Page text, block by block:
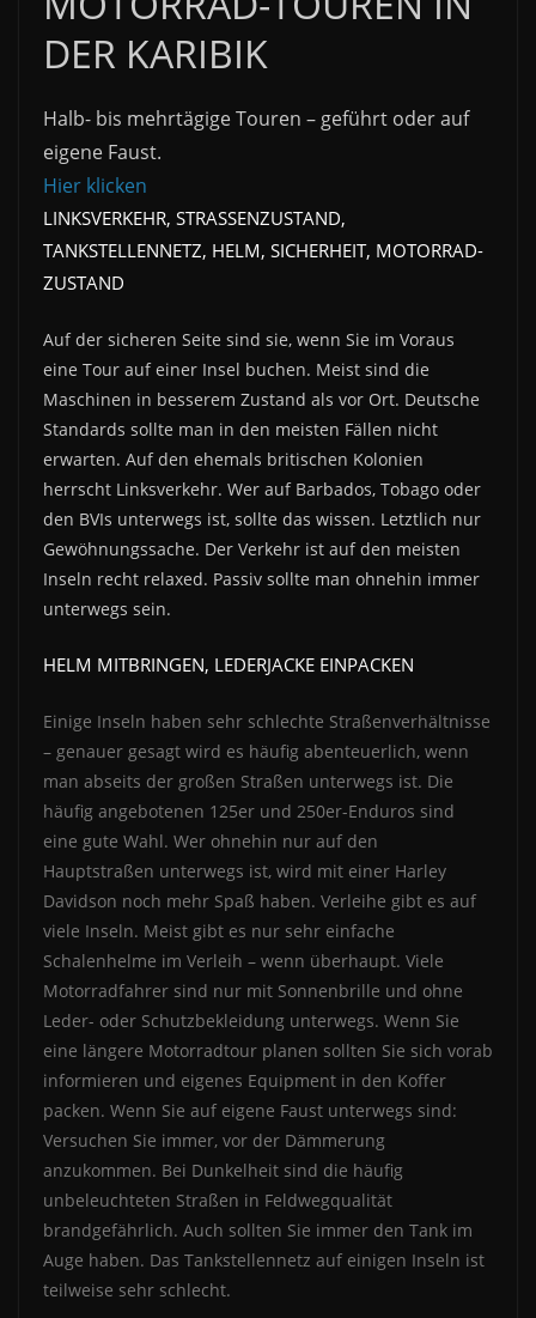
DER KARIBIK
Halb- bis mehrtägige Touren – geführt oder auf
eigene Faust.
Hier klicken
LINKSVERKEHR, STRASSENZUSTAND,
TANKSTELLENNETZ, HELM, SICHERHEIT, MOTORRAD-
ZUSTAND
Auf der sicheren Seite sind sie, wenn Sie im Voraus
eine Tour auf einer Insel buchen. Meist sind die
Maschinen in besserem Zustand als vor Ort. Deutsche
Standards sollte man in den meisten Fällen nicht
erwarten. Auf den ehemals britischen Kolonien
herrscht Linksverkehr. Wer auf Barbados, Tobago oder
den BVIs unterwegs ist, sollte das wissen. Letztlich nur
Gewöhnungssache. Der Verkehr ist auf den meisten
Inseln recht relaxed. Passiv sollte man ohnehin immer
unterwegs sein.
HELM MITBRINGEN, LEDERJACKE EINPACKEN
Einige Inseln haben sehr schlechte Straßenverhältnisse
– genauer gesagt wird es häufig abenteuerlich, wenn
man abseits der großen Straßen unterwegs ist. Die
häufig angebotenen 125er und 250er-Enduros sind
eine gute Wahl. Wer ohnehin nur auf den
Hauptstraßen unterwegs ist, wird mit einer Harley
Davidson noch mehr Spaß haben. Verleihe gibt es auf
viele Inseln. Meist gibt es nur sehr einfache
Schalenhelme im Verleih – wenn überhaupt. Viele
Motorradfahrer sind nur mit Sonnenbrille und ohne
Leder- oder Schutzbekleidung unterwegs. Wenn Sie
eine längere Motorradtour planen sollten Sie sich vorab
informieren und eigenes Equipment in den Koffer
packen. Wenn Sie auf eigene Faust unterwegs sind:
Versuchen Sie immer, vor der Dämmerung
anzukommen. Bei Dunkelheit sind die häufig
unbeleuchteten Straßen in Feldwegqualität
brandgefährlich. Auch sollten Sie immer den Tank im
Auge haben. Das Tankstellennetz auf einigen Inseln ist
teilweise sehr schlecht.